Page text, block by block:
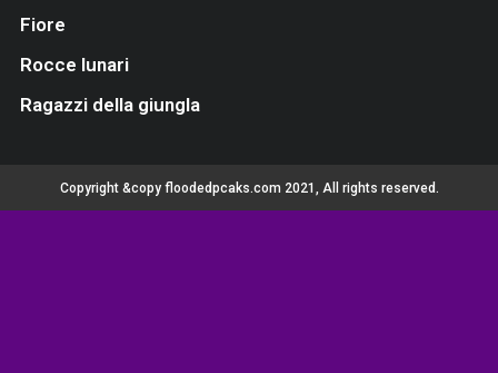
Fiore
Rocce lunari
Ragazzi della giungla
Copyright &copy floodedpcaks.com 2021, All rights reserved.